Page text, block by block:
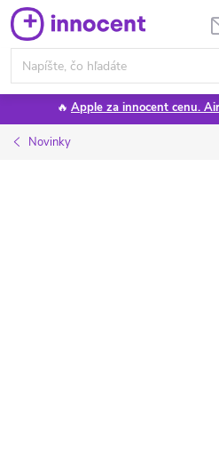
Prejsť
na
obsah
🔥 Apple za innocent cenu.
Novinky